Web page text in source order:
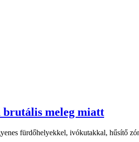
brutális meleg miatt
fürdőhelyekkel, ivókutakkal, hűsítő